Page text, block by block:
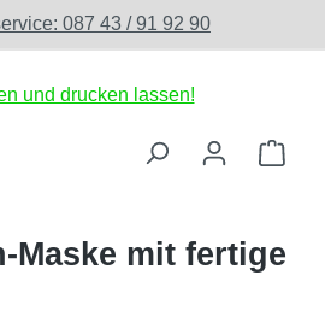
087 43 / 91 92 90
Maske mit fertige